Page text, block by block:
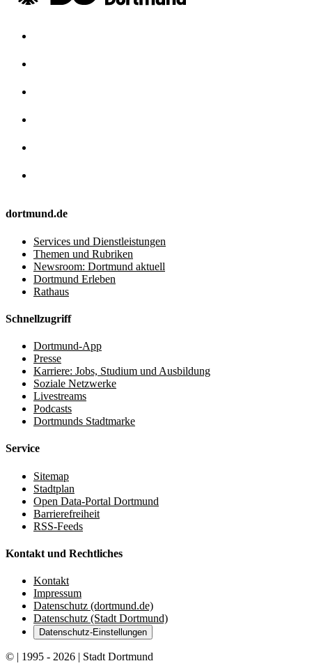
dortmund.de
Services und Dienstleistungen
Themen und Rubriken
Newsroom: Dortmund aktuell
Dortmund Erleben
Rathaus
Schnellzugriff
Dortmund-App
Presse
Karriere: Jobs, Studium und Ausbildung
Soziale Netzwerke
Livestreams
Podcasts
Dortmunds Stadtmarke
Service
Sitemap
Stadtplan
Open Data-Portal Dortmund
Barrierefreiheit
RSS-Feeds
Kontakt und Rechtliches
Kontakt
Impressum
Datenschutz (dortmund.de)
Datenschutz (Stadt Dortmund)
Datenschutz-Einstellungen
© | 1995 - 2026 | Stadt Dortmund